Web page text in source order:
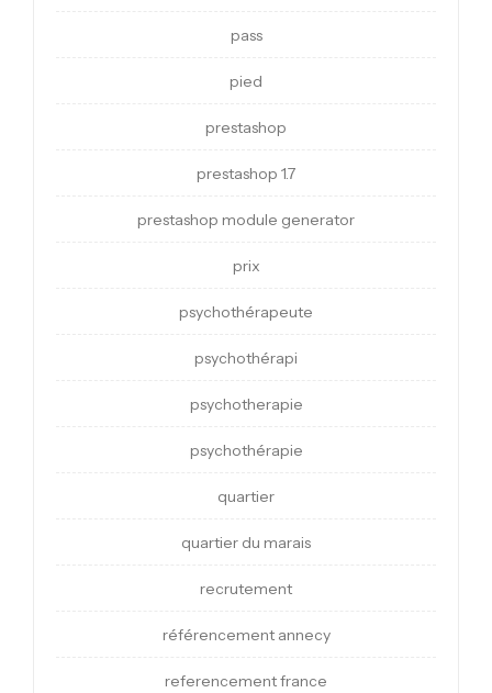
pass
pied
prestashop
prestashop 1.7
prestashop module generator
prix
psychothérapeute
psychothérapi
psychotherapie
psychothérapie
quartier
quartier du marais
recrutement
référencement annecy
referencement france